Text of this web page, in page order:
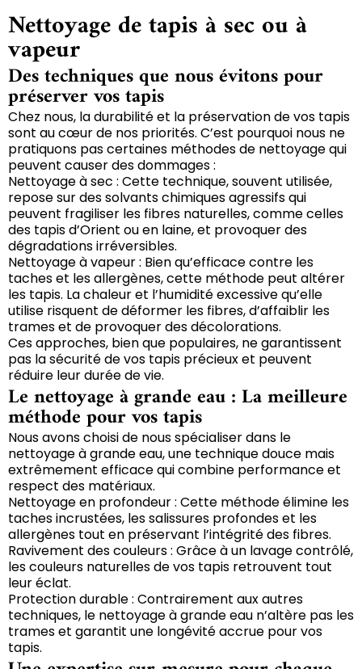
Nettoyage de tapis à sec ou à
vapeur
Des techniques que nous évitons pour
préserver vos tapis
Chez nous, la durabilité et la préservation de vos tapis
sont au cœur de nos priorités. C’est pourquoi nous ne
pratiquons pas certaines méthodes de nettoyage qui
peuvent causer des dommages :
Nettoyage à sec : Cette technique, souvent utilisée,
repose sur des solvants chimiques agressifs qui
peuvent fragiliser les fibres naturelles, comme celles
des tapis d’Orient ou en laine, et provoquer des
dégradations irréversibles.
Nettoyage à vapeur : Bien qu’efficace contre les
taches et les allergènes, cette méthode peut altérer
les tapis. La chaleur et l’humidité excessive qu’elle
utilise risquent de déformer les fibres, d’affaiblir les
trames et de provoquer des décolorations.
Ces approches, bien que populaires, ne garantissent
pas la sécurité de vos tapis précieux et peuvent
réduire leur durée de vie.
Le nettoyage à grande eau : La meilleure
méthode pour vos tapis
Nous avons choisi de nous spécialiser dans le
nettoyage à grande eau, une technique douce mais
extrêmement efficace qui combine performance et
respect des matériaux.
Nettoyage en profondeur : Cette méthode élimine les
taches incrustées, les salissures profondes et les
allergènes tout en préservant l’intégrité des fibres.
Ravivement des couleurs : Grâce à un lavage contrôlé,
les couleurs naturelles de vos tapis retrouvent tout
leur éclat.
Protection durable : Contrairement aux autres
techniques, le nettoyage à grande eau n’altère pas les
trames et garantit une longévité accrue pour vos
tapis.